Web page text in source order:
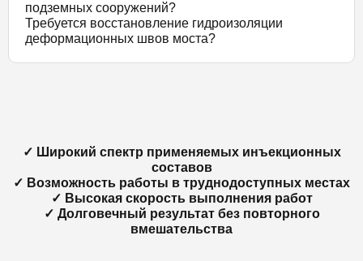
подземных сооружений?
Требуется восстановление гидроизоляции
деформационных швов моста?
✓ Широкий спектр применяемых инъекционных
составов
✓ Возможность работы в труднодоступных местах
✓ Высокая скорость выполнения работ
✓ Долговечный результат без повторного
вмешательства